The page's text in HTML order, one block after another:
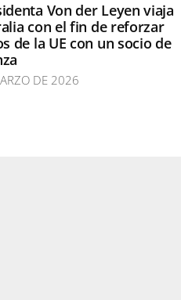
Von der Leyen viaja
con el fin de reforzar
de la UE con un socio de
DE 2026